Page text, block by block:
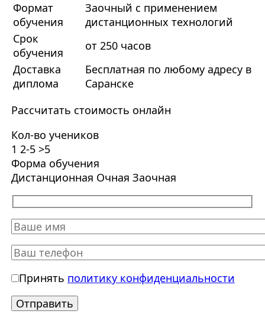
Формат
обучения
Заочный с применением
дистанционных технологий
Срок
обучения
от 250 часов
Доставка
диплома
Бесплатная по любому адресу в
Саранске
Рассчитать стоимость онлайн
Кол-во учеников
1 2-5 >5
Форма обучения
Дистанционная Очная Заочная
Принять политику конфиденциальности